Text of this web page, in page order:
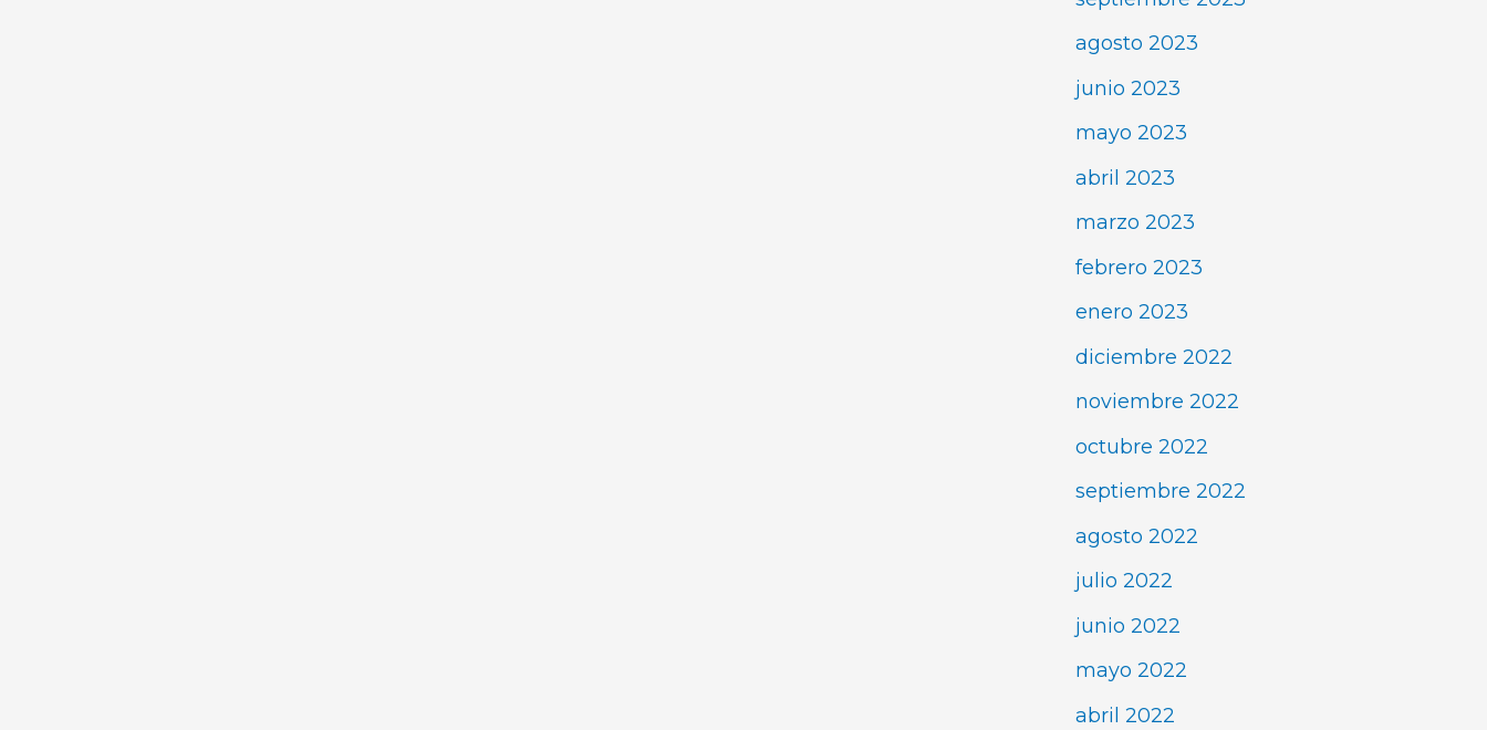
agosto 2023
junio 2023
mayo 2023
abril 2023
marzo 2023
febrero 2023
enero 2023
diciembre 2022
noviembre 2022
octubre 2022
septiembre 2022
agosto 2022
julio 2022
junio 2022
mayo 2022
abril 2022